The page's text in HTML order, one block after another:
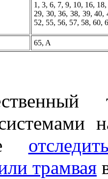
1, 3, 6, 7, 9, 10, 16,
29, 30, 36, 38, 39, 40,
52, 55, 56, 57, 58, 60,
65, A
трамвая